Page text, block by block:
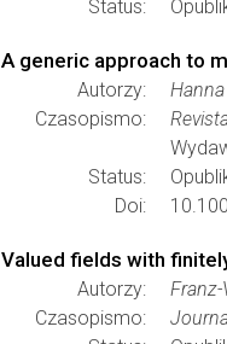
Status:
A generic approach to
Autorzy:
Czasopismo:
Status:
Doi:
Valued fields with
Autorzy:
Czasopismo: